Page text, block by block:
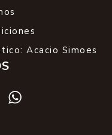
Acacio Simoes